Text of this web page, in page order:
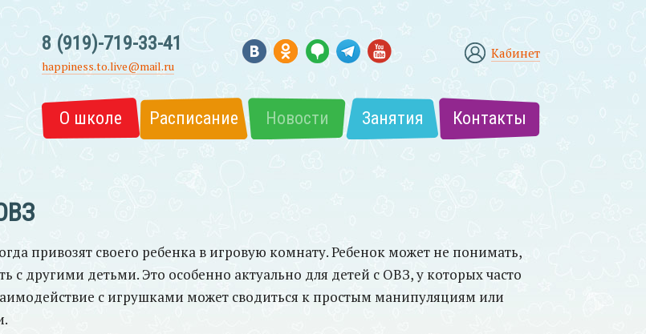
8 (919)-719-33-41
happiness.to.live@mail.ru
Кабинет
О школе Расписание Новости Занятия Контакты
привозят своего ребенка в игровую комнату. Ребенок может не понимать,
с другими детьми. Это особенно актуально для детей с ОВЗ, у которых часто
с игрушками может сводиться к простым манипуляциям или